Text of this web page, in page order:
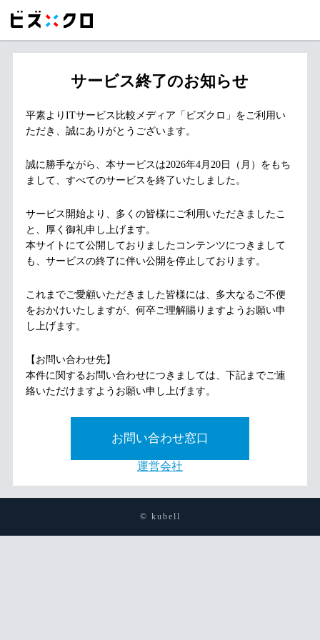
サービス終了のお知らせ
平素よりITサービス比較メディア「ビズクロ」をご利用い
ただき、誠にありがとうございます。
誠に勝手ながら、本サービスは2026年4月20日（月）をもち
まして、すべてのサービスを終了いたしました。
サービス開始より、多くの皆様にご利用いただきましたこ
と、厚く御礼申し上げます。
本サイトにて公開しておりましたコンテンツにつきまして
も、サービスの終了に伴い公開を停止しております。
これまでご愛顧いただきました皆様には、多大なるご不便
をおかけいたしますが、何卒ご理解賜りますようお願い申
し上げます。
【お問い合わせ先】
本件に関するお問い合わせにつきましては、下記までご連
絡いただけますようお願い申し上げます。
お問い合わせ窓口
運営会社
© kubell